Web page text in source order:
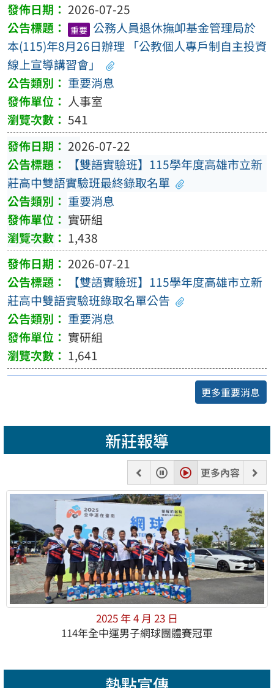
2026-07-25
重要 公務人員退休撫卹基金管理局於
本(115)年8月26日辦理 「公教個人專戶制自主投資
線上宣導講習會」
重要消息
人事室
541
2026-07-22
【雙語實驗班】115學年度高雄市立新
莊高中雙語實驗班最終錄取名單
重要消息
實研組
1,438
2026-07-21
【雙語實驗班】115學年度高雄市立新
莊高中雙語實驗班錄取名單公告
重要消息
實研組
1,641
更多重要消息
新莊報導
一
張
暫
停
播
放
更多內容
下
一
張
2025 年 4 月 23 日
114年全中運男子網球團體賽冠軍